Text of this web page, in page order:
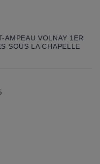
AMPEAU VOLNAY 1ER
SOUS LA CHAPELLE